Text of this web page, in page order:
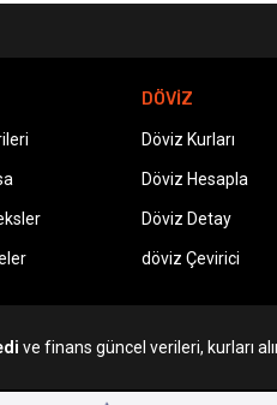
DÖVİZ
Döviz Kurları
Döviz Hesapla
Döviz Detay
döviz Çevirici
ve finans güncel verileri, kurları